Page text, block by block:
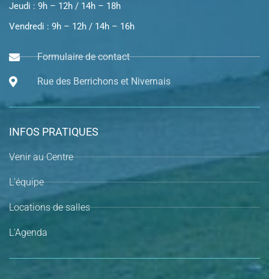
Jeudi : 9h – 12h / 14h – 18h
Vendredi : 9h – 12h / 14h – 16h
Formulaire de contact
Rue des Berrichons et Nivernais
INFOS PRATIQUES
Venir au Centre
L'équipe
Locations de salles
L'Agenda